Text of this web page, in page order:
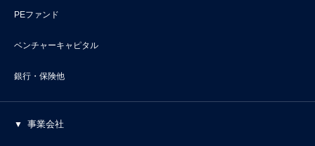
PEファンド
ベンチャーキャピタル
銀行・保険他
事業会社